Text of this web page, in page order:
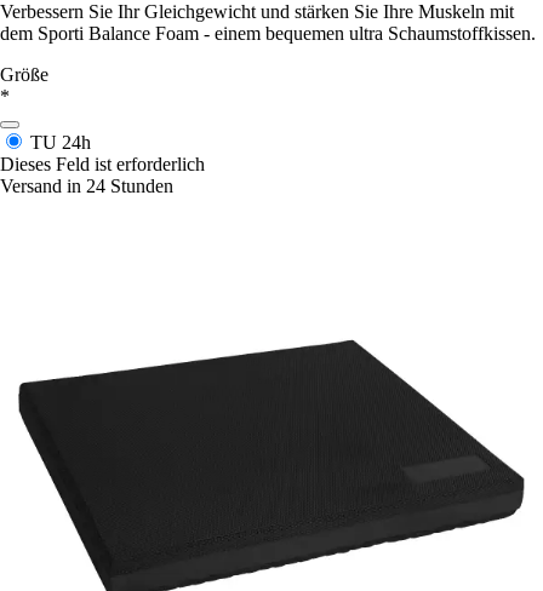
Verbessern Sie Ihr Gleichgewicht und stärken Sie Ihre Muskeln mit
dem Sporti Balance Foam - einem bequemen ultra Schaumstoffkissen.
Größe
*
TU 24h
Dieses Feld ist erforderlich
Versand in 24 Stunden